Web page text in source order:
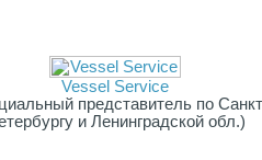
Vessel Service
представитель по
и Ленинградской обл.)